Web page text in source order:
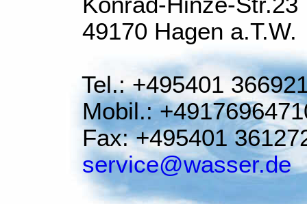
49170 Hagen a.T.W.
Tel.: +495401
Mobil.:
Fax: +495401
service@wasser.de